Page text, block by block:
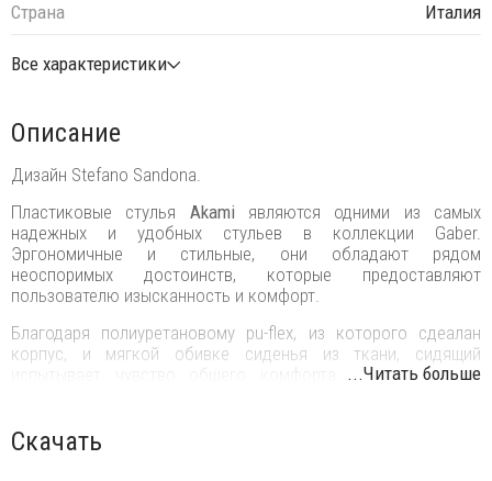
Страна
Италия
Все характеристики
Описание
Дизайн Stefano Sandona.
Пластиковые стулья Akami являются одними из самых
надежных и удобных стульев в коллекции Gaber.
Эргономичные и стильные, они обладают рядом
неоспоримых достоинств, которые предоставляют
пользователю изысканность и комфорт.
Благодаря полиуретановому pu-flex, из которого сдеалан
корпус, и мягкой обивке сиденья из ткани, сидящий
испытывает чувство общего комфорта даже во время
учреждений, залов ожидания и даже частных интерьеров.
Можно соединить стулья Gaber вместе, чтобы создать ряды
...Читать больше
Скачать